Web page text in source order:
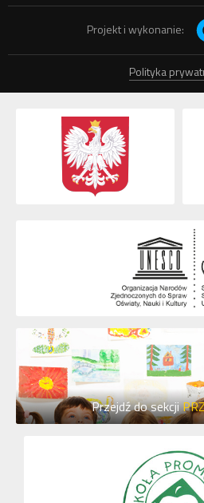
Projekt i wykonanie:
Polityka
Przejdź do sekcji